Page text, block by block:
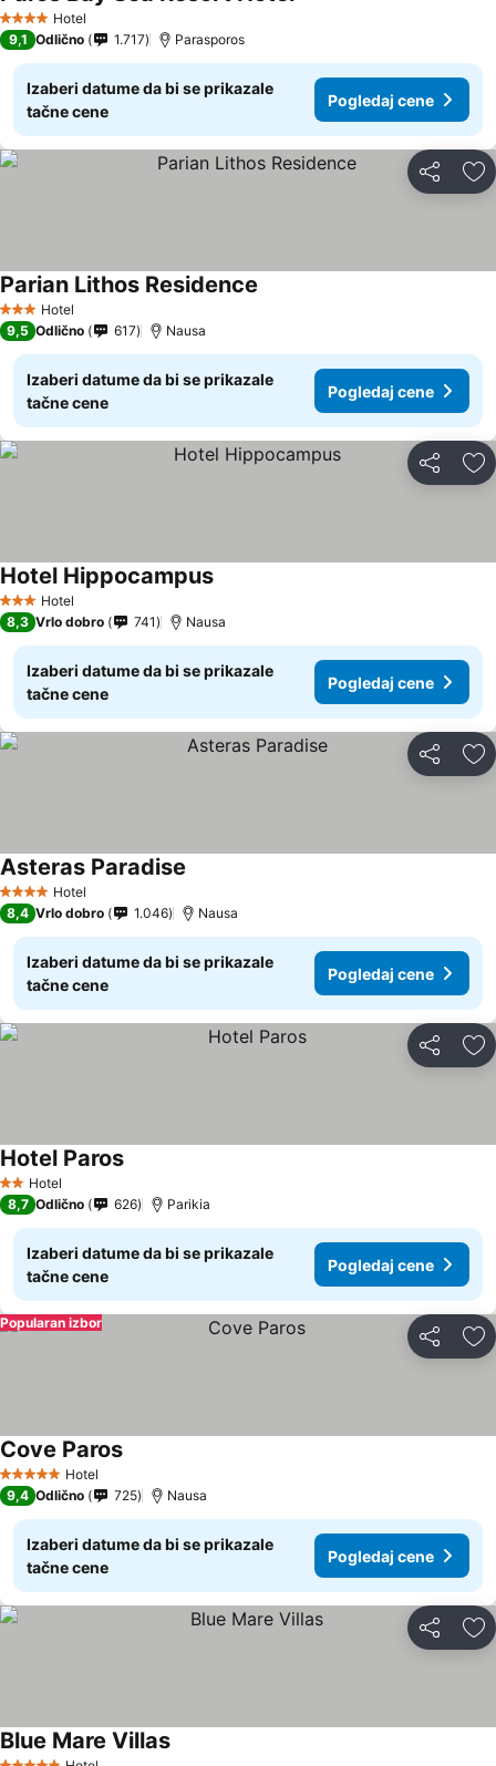
4 ZvezdiceHotel
9,1 Odlično 1.717 Parasporos
Izaberi datume da bi se prikazale
tačne cene
Pogledaj cene
Deli
3 Zvezdice
Hotel
Parian Lithos Residence
9,5 Odlično 617 Nausa
Izaberi datume da bi se prikazale
tačne cene
Pogledaj cene
Deli
3 Zvezdice
Hotel
Hotel Hippocampus
8,3 Vrlo dobro 741 Nausa
Izaberi datume da bi se prikazale
tačne cene
Pogledaj cene
Deli
4 ZvezdiceHotel
Asteras Paradise
8,4 Vrlo dobro 1.046 Nausa
Izaberi datume da bi se prikazale
tačne cene
Pogledaj cene
Deli
2 Zvezdice
Hotel
Hotel Paros
8,7 Odlično 626 Parikia
Izaberi datume da bi se prikazale
tačne cene
Pogledaj cene
Deli
Popularan izbor
5 ZvezdiceHotel
Cove Paros
9,4 Odlično 725 Nausa
Izaberi datume da bi se prikazale
tačne cene
Pogledaj cene
Deli
Blue Mare Villas